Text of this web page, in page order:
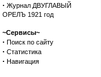
· Журнал ДВУГЛАВЫЙ
ОРЕЛЪ 1921 год
~Сервисы~
· Поиск по сайту
· Статистика
· Навигация